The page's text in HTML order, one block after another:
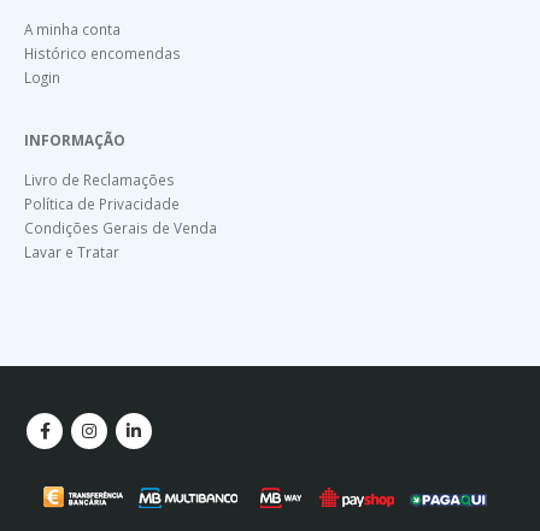
A minha conta
Histórico encomendas
Login
INFORMAÇÃO
Livro de Reclamações
Política de Privacidade
Condições Gerais de Venda
Lavar e Tratar